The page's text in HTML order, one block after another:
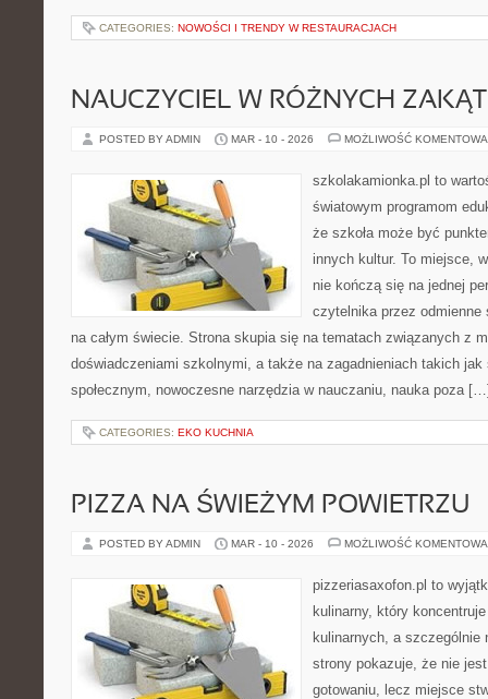
CATEGORIES: NOWOŚCI I TRENDY W RESTAURACJACH
NAUCZYCIEL W RÓŻNYCH
POSTED BY ADMIN MAR - 10 - 2026 MOŻLIWOŚĆ
szkolakamionka.pl to
światowym programom
że szkoła może być
innych kultur. To miejsce,
nie kończą się na jednej
czytelnika przez odmienne
na całym świecie. Strona skupia się na tematach związanych z
doświadczeniami szkolnymi, a także na zagadnieniach takich
społecznym, nowoczesne narzędzia w nauczaniu, nauka poza
CATEGORIES: EKO KUCHNIA
PIZZA NA ŚWIEŻYM POWIETRZU
POSTED BY ADMIN MAR - 10 - 2026 MOŻLIWOŚĆ
pizzeriasaxofon.pl to
kulinarny, który
kulinarnych, a
strony pokazuje, że nie
gotowaniu, lecz miejsce